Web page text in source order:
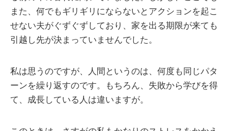
また、何でもギリギリにならないとアクションを起こ
せない夫がぐずぐずしており、家を出る期限が来ても
引越し先が決まっていませんでした。
私は思うのですが、人間というのは、何度も同じパタ
ーンを繰り返すのです。もちろん、失敗から学びを得
て、成長している人は違いますが。